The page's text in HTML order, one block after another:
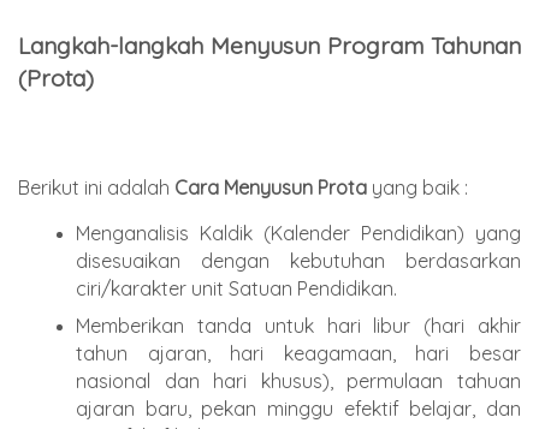
Langkah-langkah Menyusun Program Tahunan
(Prota)
Berikut ini adalah Cara Menyusun Prota yang baik :
Menganalisis Kaldik (Kalender Pendidikan) yang
disesuaikan dengan kebutuhan berdasarkan
ciri/karakter unit Satuan Pendidikan.
Memberikan tanda untuk hari libur (hari akhir
tahun ajaran, hari keagamaan, hari besar
nasional dan hari khusus), permulaan tahuan
ajaran baru, pekan minggu efektif belajar, dan